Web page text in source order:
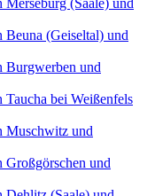
(Saale) und
Beuna (Geiseltal) und
Burgwerben und
bei Weißenfels
Muschwitz und
Großgörschen und